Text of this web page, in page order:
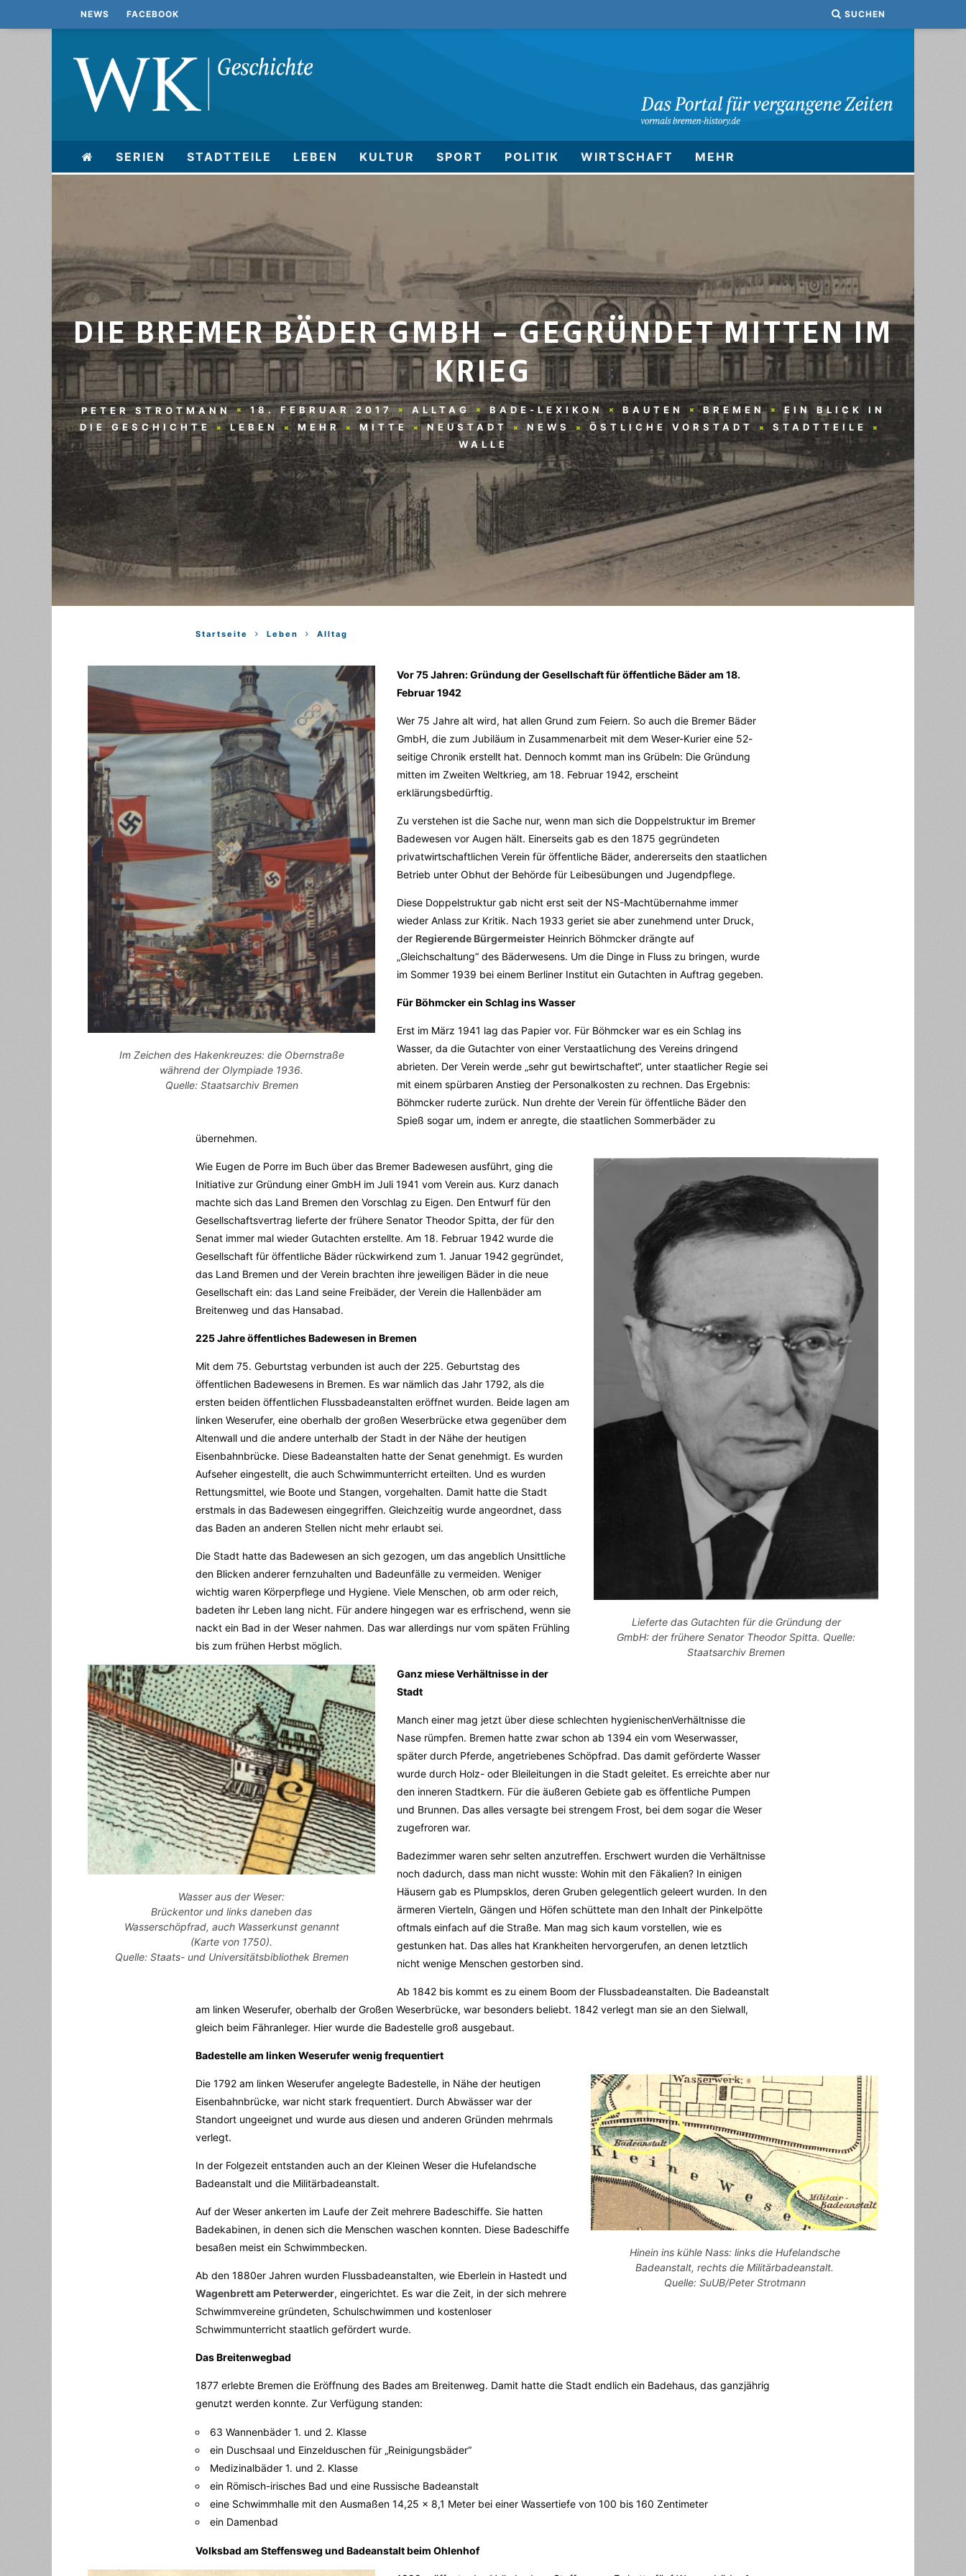
NEWS FACEBOOK SUCHEN
SERIEN STADTTEILE LEBEN KULTUR SPORT POLITIK WIRTSCHAFT MEHR
DIE BREMER BÄDER GMBH – GEGRÜNDET MITTEN IM
KRIEG
PETER STROTMANN 18. FEBRUAR 2017 ALLTAG BADE-LEXIKON BAUTEN BREMEN
EIN BLICK IN
DIE GESCHICHTE
LEBEN MEHR MITTE NEUSTADT NEWS ÖSTLICHE VORSTADT
STADTTEILE
WALLE
Startseite Leben Alltag
Im Zeichen des Hakenkreuzes: die Obernstraße
während der Olympiade 1936.
Quelle: Staatsarchiv Bremen
Vor 75 Jahren: Gründung der Gesellschaft für öffentliche Bäder am 18.
Februar 1942
Wer 75 Jahre alt wird, hat allen Grund zum Feiern. So auch die Bremer Bäder
GmbH, die zum Jubiläum in Zusammenarbeit mit dem Weser-Kurier eine 52-
seitige Chronik erstellt hat. Dennoch kommt man ins Grübeln: Die Gründung
mitten im Zweiten Weltkrieg, am 18. Februar 1942, erscheint
erklärungsbedürftig.
Zu verstehen ist die Sache nur, wenn man sich die Doppelstruktur im Bremer
Badewesen vor Augen hält. Einerseits gab es den 1875 gegründeten
privatwirtschaftlichen Verein für öffentliche Bäder, andererseits den staatlichen
Betrieb unter Obhut der Behörde für Leibesübungen und Jugendpflege.
Diese Doppelstruktur gab nicht erst seit der NS-Machtübernahme immer
wieder Anlass zur Kritik. Nach 1933 geriet sie aber zunehmend unter Druck,
der Regierende Bürgermeister Heinrich Böhmcker drängte auf
„Gleichschaltung“ des Bäderwesens. Um die Dinge in Fluss zu bringen, wurde
im Sommer 1939 bei einem Berliner Institut ein Gutachten in Auftrag gegeben.
Für Böhmcker ein Schlag ins Wasser
Erst im März 1941 lag das Papier vor. Für Böhmcker war es ein Schlag ins
Wasser, da die Gutachter von einer Verstaatlichung des Vereins dringend
abrieten. Der Verein werde „sehr gut bewirtschaftet“, unter staatlicher Regie sei
mit einem spürbaren Anstieg der Personalkosten zu rechnen. Das Ergebnis:
Böhmcker ruderte zurück. Nun drehte der Verein für öffentliche Bäder den
Spieß sogar um, indem er anregte, die staatlichen Sommerbäder zu
übernehmen.
Lieferte das Gutachten für die Gründung der
GmbH: der frühere Senator Theodor Spitta. Quelle:
Staatsarchiv Bremen
Wie Eugen de Porre im Buch über das Bremer Badewesen ausführt, ging die
Initiative zur Gründung einer GmbH im Juli 1941 vom Verein aus. Kurz danach
machte sich das Land Bremen den Vorschlag zu Eigen. Den Entwurf für den
Gesellschaftsvertrag lieferte der frühere Senator Theodor Spitta, der für den
Senat immer mal wieder Gutachten erstellte. Am 18. Februar 1942 wurde die
Gesellschaft für öffentliche Bäder rückwirkend zum 1. Januar 1942 gegründet,
das Land Bremen und der Verein brachten ihre jeweiligen Bäder in die neue
Gesellschaft ein: das Land seine Freibäder, der Verein die Hallenbäder am
Breitenweg und das Hansabad.
225 Jahre öffentliches Badewesen in Bremen
Mit dem 75. Geburtstag verbunden ist auch der 225. Geburtstag des
öffentlichen Badewesens in Bremen. Es war nämlich das Jahr 1792, als die
ersten beiden öffentlichen Flussbadeanstalten eröffnet wurden. Beide lagen am
linken Weserufer, eine oberhalb der großen Weserbrücke etwa gegenüber dem
Altenwall und die andere unterhalb der Stadt in der Nähe der heutigen
Eisenbahnbrücke. Diese Badeanstalten hatte der Senat genehmigt. Es wurden
Aufseher eingestellt, die auch Schwimmunterricht erteilten. Und es wurden
Rettungsmittel, wie Boote und Stangen, vorgehalten. Damit hatte die Stadt
erstmals in das Badewesen eingegriffen. Gleichzeitig wurde angeordnet, dass
das Baden an anderen Stellen nicht mehr erlaubt sei.
Die Stadt hatte das Badewesen an sich gezogen, um das angeblich Unsittliche
den Blicken anderer fernzuhalten und Badeunfälle zu vermeiden. Weniger
wichtig waren Körperpflege und Hygiene. Viele Menschen, ob arm oder reich,
badeten ihr Leben lang nicht. Für andere hingegen war es erfrischend, wenn sie
nackt ein Bad in der Weser nahmen. Das war allerdings nur vom späten Frühling
bis zum frühen Herbst möglich.
Wasser aus der Weser:
Brückentor und links daneben das
Wasserschöpfrad, auch Wasserkunst genannt
(Karte von 1750).
Quelle: Staats- und Universitätsbibliothek Bremen
Ganz miese Verhältnisse in der
Stadt
Manch einer mag jetzt über diese schlechten hygienischenVerhältnisse die
Nase rümpfen. Bremen hatte zwar schon ab 1394 ein vom Weserwasser,
später durch Pferde, angetriebenes Schöpfrad. Das damit geförderte Wasser
wurde durch Holz- oder Bleileitungen in die Stadt geleitet. Es erreichte aber nur
den inneren Stadtkern. Für die äußeren Gebiete gab es öffentliche Pumpen
und Brunnen. Das alles versagte bei strengem Frost, bei dem sogar die Weser
zugefroren war.
Badezimmer waren sehr selten anzutreffen. Erschwert wurden die Verhältnisse
noch dadurch, dass man nicht wusste: Wohin mit den Fäkalien? In einigen
Häusern gab es Plumpsklos, deren Gruben gelegentlich geleert wurden. In den
ärmeren Vierteln, Gängen und Höfen schüttete man den Inhalt der Pinkelpötte
oftmals einfach auf die Straße. Man mag sich kaum vorstellen, wie es
gestunken hat. Das alles hat Krankheiten hervorgerufen, an denen letztlich
nicht wenige Menschen gestorben sind.
Ab 1842 bis kommt es zu einem Boom der Flussbadeanstalten. Die Badeanstalt
am linken Weserufer, oberhalb der Großen Weserbrücke, war besonders beliebt. 1842 verlegt man sie an den Sielwall,
gleich beim Fähranleger. Hier wurde die Badestelle groß ausgebaut.
Badestelle am linken Weserufer wenig frequentiert
Hinein ins kühle Nass: links die Hufelandsche
Badeanstalt, rechts die Militärbadeanstalt.
Quelle: SuUB/Peter Strotmann
Die 1792 am linken Weserufer angelegte Badestelle, in Nähe der heutigen
Eisenbahnbrücke, war nicht stark frequentiert. Durch Abwässer war der
Standort ungeeignet und wurde aus diesen und anderen Gründen mehrmals
verlegt.
In der Folgezeit entstanden auch an der Kleinen Weser die Hufelandsche
Badeanstalt und die Militärbadeanstalt.
Auf der Weser ankerten im Laufe der Zeit mehrere Badeschiffe. Sie hatten
Badekabinen, in denen sich die Menschen waschen konnten. Diese Badeschiffe
besaßen meist ein Schwimmbecken.
Ab den 1880er Jahren wurden Flussbadeanstalten, wie Eberlein in Hastedt und
Wagenbrett am Peterwerder, eingerichtet. Es war die Zeit, in der sich mehrere
Schwimmvereine gründeten, Schulschwimmen und kostenloser
Schwimmunterricht staatlich gefördert wurde.
Das Breitenwegbad
1877 erlebte Bremen die Eröffnung des Bades am Breitenweg. Damit hatte die Stadt endlich ein Badehaus, das ganzjährig
genutzt werden konnte. Zur Verfügung standen:
63 Wannenbäder 1. und 2. Klasse
ein Duschsaal und Einzelduschen für „Reinigungsbäder“
Medizinalbäder 1. und 2. Klasse
ein Römisch-irisches Bad und eine Russische Badeanstalt
eine Schwimmhalle mit den Ausmaßen 14,25 x 8,1 Meter bei einer Wassertiefe von 100 bis 160 Zentimeter
ein Damenbad
Volksbad am Steffensweg und Badeanstalt beim Ohlenhof